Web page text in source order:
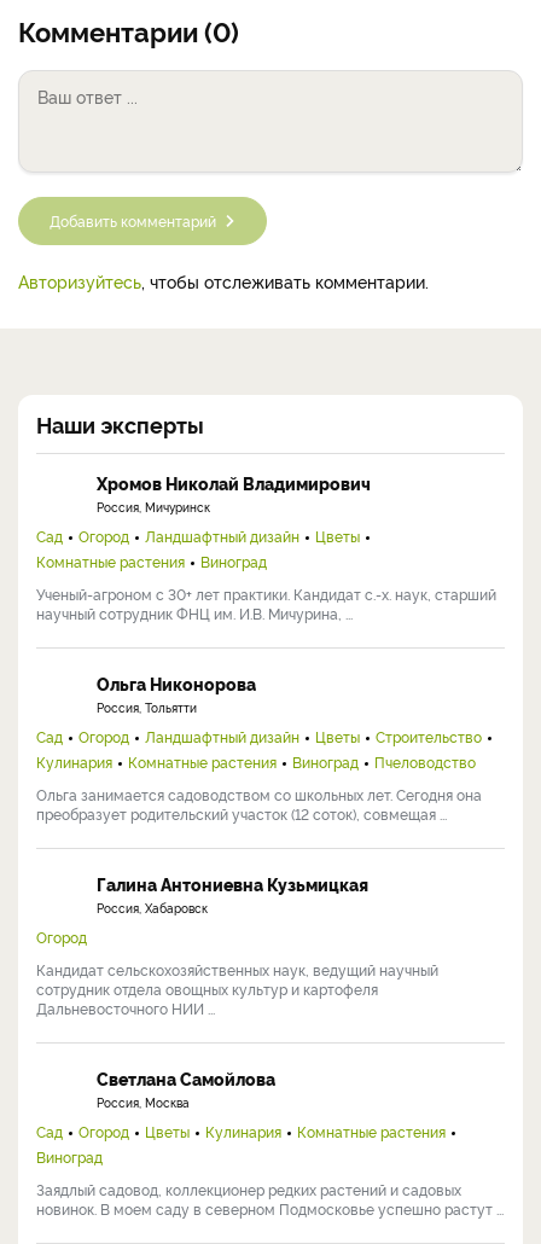
Комментарии (0)
Добавить комментарий
Авторизуйтесь, чтобы отслеживать комментарии.
Наши эксперты
Хромов Николай Владимирович
Россия, Мичуринск
Сад Огород Ландшафтный дизайн
Цветы
Комнатные растения
Виноград
Ученый-агроном с 30+ лет практики. Кандидат с.-х. наук, старший
научный сотрудник ФНЦ им. И.В. Мичурина, ...
Ольга Никонорова
Россия, Тольятти
Сад Огород Ландшафтный дизайн Цветы
Строительство
Кулинария
Комнатные растения Виноград
Пчеловодство
Ольга занимается садоводством со школьных лет. Сегодня она
преобразует родительский участок (12 соток), совмещая ...
Галина Антониевна Кузьмицкая
Россия, Хабаровск
Огород
Кандидат сельскохозяйственных наук, ведущий научный
сотрудник отдела овощных культур и картофеля
Дальневосточного НИИ ...
Светлана Самойлова
Россия, Москва
Сад Огород Цветы Кулинария
Комнатные растения
Виноград
Заядлый садовод, коллекционер редких растений и садовых
новинок. В моем саду в северном Подмосковье успешно растут ...